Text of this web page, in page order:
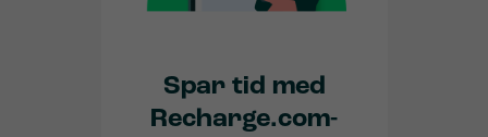
Spar tid med
Recharge.com-